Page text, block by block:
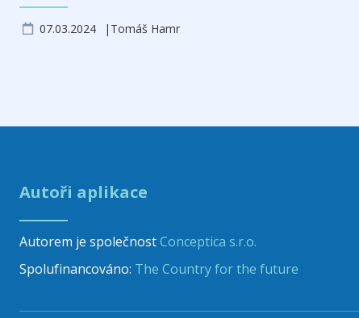
07.03.2024 Tomáš Hamr
Autoři aplikace
Autorem je společnostConceptica s.r.o.
Spolufinancováno: The Country for the future